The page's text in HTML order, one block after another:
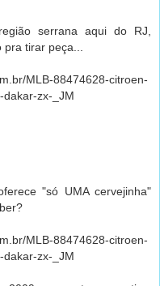
serrana aqui do RJ,
tirar peça...
MLB-88474628-citroen-
zx-_JM
"só UMA cervejinha"
MLB-88474628-citroen-
zx-_JM